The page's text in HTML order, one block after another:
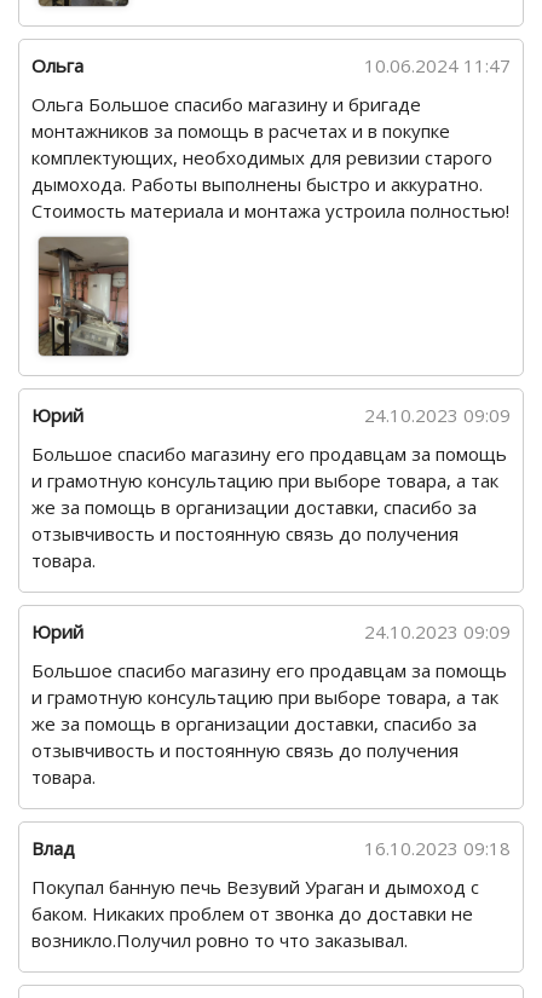
Ольга
10.06.2024 11:47
Ольга Большое спасибо магазину и бригаде
монтажников за помощь в расчетах и в покупке
комплектующих, необходимых для ревизии старого
дымохода. Работы выполнены быстро и аккуратно.
Стоимость материала и монтажа устроила полностью!
Юрий
24.10.2023 09:09
Большое спасибо магазину его продавцам за помощь
и грамотную консультацию при выборе товара, а так
же за помощь в организации доставки, спасибо за
отзывчивость и постоянную связь до получения
товара.
Юрий
24.10.2023 09:09
Большое спасибо магазину его продавцам за помощь
и грамотную консультацию при выборе товара, а так
же за помощь в организации доставки, спасибо за
отзывчивость и постоянную связь до получения
товара.
Влад
16.10.2023 09:18
Покупал банную печь Везувий Ураган и дымоход с
баком. Никаких проблем от звонка до доставки не
возникло.Получил ровно то что заказывал.